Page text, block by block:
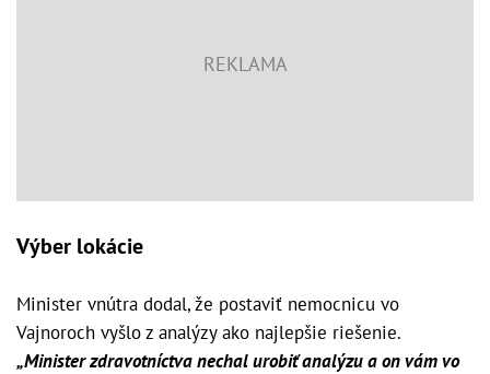
Výber lokácie
Minister vnútra dodal, že postaviť nemocnicu vo
Vajnoroch vyšlo z analýzy ako najlepšie riešenie.
„Minister zdravotníctva nechal urobiť analýzu a on vám vo